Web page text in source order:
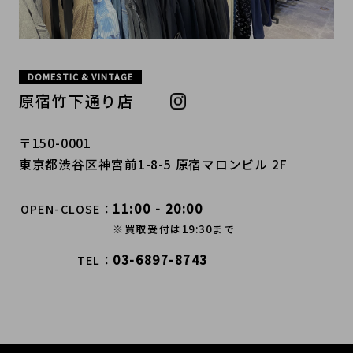
DOMESTIC & VINTAGE
原宿竹下通り店
〒150-0001
東京都渋谷区神宮前1-8-5 原宿マロンビル 2F
OPEN-CLOSE 11:00 - 20:00
※買取受付は19:30まで
TEL 03-6897-8743